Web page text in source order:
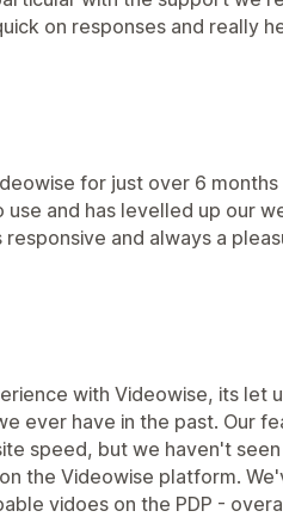
on responses and really
for just over 6
and has levelled up our
and always a
with Videowise, its let
ever have in the past. Our
speed, but we haven't
the Videowise platform.
vidoes on the PDP -